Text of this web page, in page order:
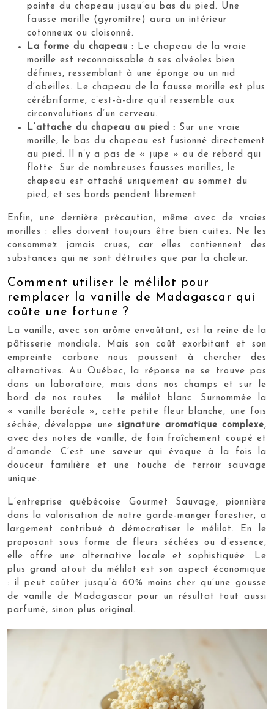
pointe du chapeau jusqu’au bas du pied. Une
fausse morille (gyromitre) aura un intérieur
cotonneux ou cloisonné.
La forme du chapeau : Le chapeau de la vraie
morille est reconnaissable à ses alvéoles bien
définies, ressemblant à une éponge ou un nid
d’abeilles. Le chapeau de la fausse morille est plus
cérébriforme, c’est-à-dire qu’il ressemble aux
circonvolutions d’un cerveau.
L’attache du chapeau au pied : Sur une vraie
morille, le bas du chapeau est fusionné directement
au pied. Il n’y a pas de « jupe » ou de rebord qui
flotte. Sur de nombreuses fausses morilles, le
chapeau est attaché uniquement au sommet du
pied, et ses bords pendent librement.
Enfin, une dernière précaution, même avec de vraies
morilles : elles doivent toujours être bien cuites. Ne les
consommez jamais crues, car elles contiennent des
substances qui ne sont détruites que par la chaleur.
Comment utiliser le mélilot pour
remplacer la vanille de Madagascar qui
coûte une fortune ?
La vanille, avec son arôme envoûtant, est la reine de la
pâtisserie mondiale. Mais son coût exorbitant et son
empreinte carbone nous poussent à chercher des
alternatives. Au Québec, la réponse ne se trouve pas
dans un laboratoire, mais dans nos champs et sur le
bord de nos routes : le mélilot blanc. Surnommée la
« vanille boréale », cette petite fleur blanche, une fois
séchée, développe unesignature aromatique complexe,
avec des notes de vanille, de foin fraîchement coupé et
d’amande. C’est une saveur qui évoque à la fois la
douceur familière et une touche de terroir sauvage
unique.
L’entreprise québécoise Gourmet Sauvage, pionnière
dans la valorisation de notre garde-manger forestier, a
largement contribué à démocratiser le mélilot. En le
proposant sous forme de fleurs séchées ou d’essence,
elle offre une alternative locale et sophistiquée. Le
plus grand atout du mélilot est son aspect économique
: il peut coûter jusqu’à 60% moins cher qu’une gousse
de vanille de Madagascar pour un résultat tout aussi
parfumé, sinon plus original.